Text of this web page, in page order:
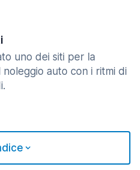
uno dei siti per la
auto con i ritmi di